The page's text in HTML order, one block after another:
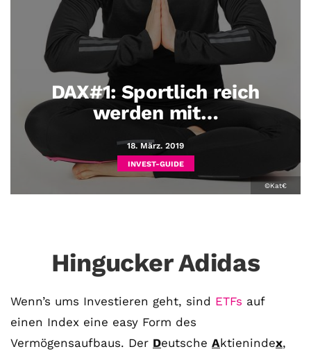
DAX#1: Sportlich reich
werden mit…
18. März. 2019
INVEST-GUIDE
©Kat€
Hingucker Adidas
Wenn’s ums Investieren geht, sind ETFs auf
einen Index eine easy Form des
Vermögensaufbaus. Der Deutsche Aktienindex,